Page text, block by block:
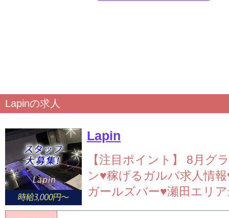
Lapinの求人
Lapin
【注目ポイント】
8月グ
ン♥稼げるガルバ求人情
ガールズバー♥瀬田エリ